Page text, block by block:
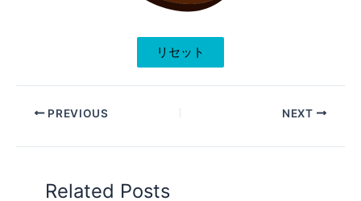
リセット
PREVIOUS NEXT
Related Posts